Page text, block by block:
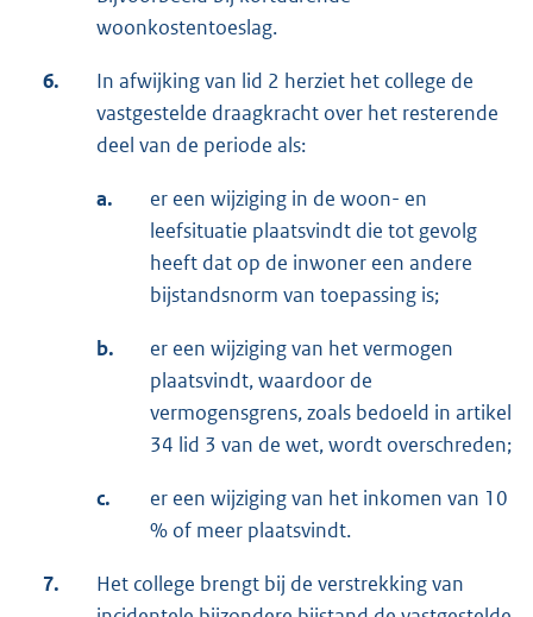
woonkostentoeslag.
6.
In afwijking van lid 2 herziet het college de
vastgestelde draagkracht over het resterende
deel van de periode als:
a.
er een wijziging in de woon- en
leefsituatie plaatsvindt die tot gevolg
heeft dat op de inwoner een andere
bijstandsnorm van toepassing is;
b.
er een wijziging van het vermogen
plaatsvindt, waardoor de
vermogensgrens, zoals bedoeld in artikel
34 lid 3 van de wet, wordt overschreden;
c.
er een wijziging van het inkomen van 10
% of meer plaatsvindt.
7.
Het college brengt bij de verstrekking van